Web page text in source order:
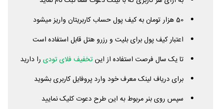
50 هزار تومان به کیف پول حساب کاربریتان واریز میشود
اعتبار کیف پول برای بلیت و رزرو هتل قابل استفاده است
تا یک سال فرصت استفاده از اینتخفیف فلای تودی را دارید
برای دریاف لینک معرف خود وارد پروفایل کاربری بشوید
سپس روی بنر مربوط به این طرح دعوت کلیک نمایید